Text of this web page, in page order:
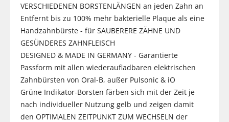
VERSCHIEDENEN BORSTENLÄNGEN an jeden Zahn an
Entfernt bis zu 100% mehr bakterielle Plaque als eine
Handzahnbürste - für SAUBERERE ZÄHNE UND
GESÜNDERES ZAHNFLEISCH
DESIGNED & MADE IN GERMANY - Garantierte
Passform mit allen wiederaufladbaren elektrischen
Zahnbürsten von Oral-B, außer Pulsonic & iO
Grüne Indikator-Borsten färben sich mit der Zeit je
nach individueller Nutzung gelb und zeigen damit
den OPTIMALEN ZEITPUNKT ZUM WECHSELN der